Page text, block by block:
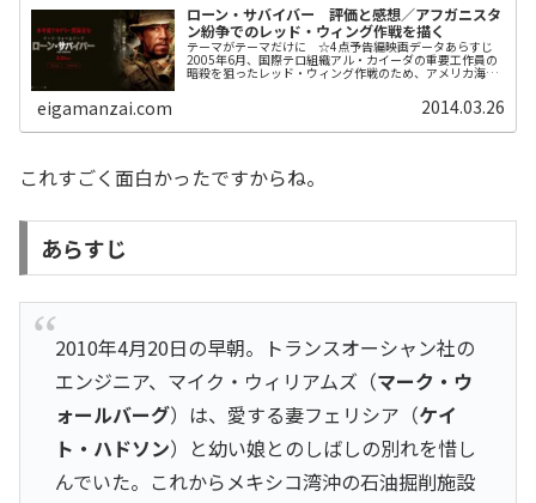
ローン・サバイバー 評価と感想／アフガニスタ
ン紛争でのレッド・ウィング作戦を描く
テーマがテーマだけに ☆4点予告編映画データあらすじ
2005年6月、国際テロ組織アル・カイーダの重要工作員の
暗殺を狙ったレッド・ウィング作戦のため、アメリカ海軍
eigamanzai.com 2014.03.26
これすごく面白かったですからね。
あらすじ
2010年4月20日の早朝。トランスオーシャン社の
エンジニア、マイク・ウィリアムズ（マーク・ウ
ォールバーグ）は、愛する妻フェリシア（ケイ
ト・ハドソン）と幼い娘とのしばしの別れを惜し
んでいた。これからメキシコ湾沖の石油掘削施設